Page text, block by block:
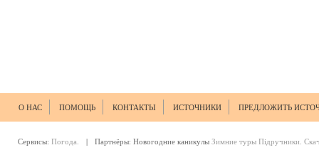
О НАС ПОМОЩЬ КОНТАКТЫ ИСТОЧНИКИ ПРЕДЛОЖИТЬ
Сервисы: Погода. | Партнёры: Новогодние каникулы Зимние туры Підручники.